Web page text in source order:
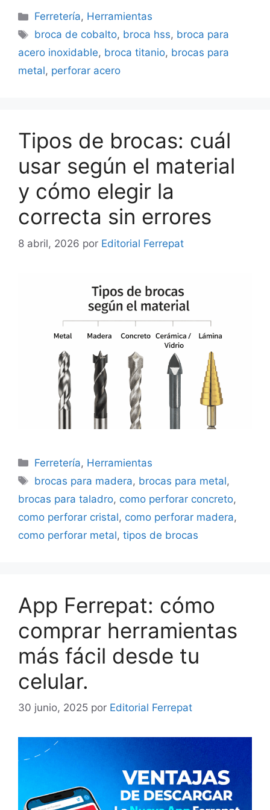
Categorías
Ferretería, Herramientas
Etiquetas
broca de cobalto, broca hss, broca para
acero inoxidable, broca titanio, brocas para
metal, perforar acero
Tipos de brocas: cuál
usar según el material
y cómo elegir la
correcta sin errores
8 abril, 2026 por Editorial Ferrepat
Categorías
Ferretería, Herramientas
Etiquetas
brocas para madera, brocas para metal,
brocas para taladro, como perforar concreto,
como perforar cristal, como perforar madera,
como perforar metal, tipos de brocas
App Ferrepat: cómo
comprar herramientas
más fácil desde tu
celular.
30 junio, 2025 por Editorial Ferrepat